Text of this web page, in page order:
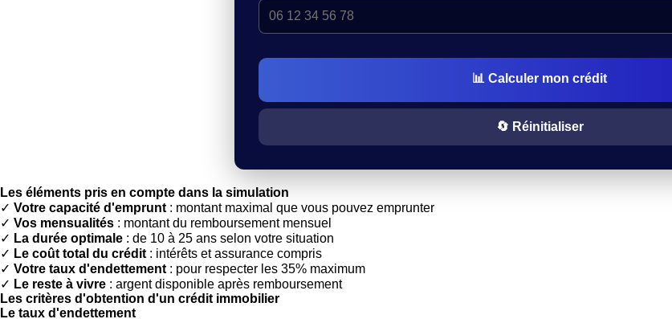
📊 Calculer mon crédit
🔄 Réinitialiser
Les éléments pris en compte dans la simulation
✓ Votre capacité d'emprunt : montant maximal que vous pouvez emprunter
✓ Vos mensualités : montant du remboursement mensuel
✓ La durée optimale : de 10 à 25 ans selon votre situation
✓ Le coût total du crédit : intérêts et assurance compris
✓ Votre taux d'endettement : pour respecter les 35% maximum
✓ Le reste à vivre : argent disponible après remboursement
Les critères d'obtention d'un crédit immobilier
Le taux d'endettement